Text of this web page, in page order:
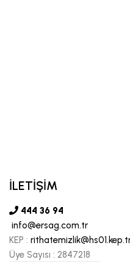
İLETİŞİM
444 36 94
info@ersag.com.tr
KEP :
Üye Sayısı : 2847218